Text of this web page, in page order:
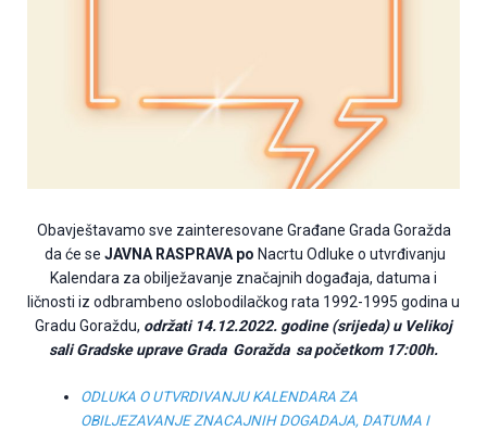
Obavještavamo sve zainteresovane Građane Grada Goražda
da će se JAVNA RASPRAVA po Nacrtu Odluke o utvrđivanju
Kalendara za obilježavanje značajnih događaja, datuma i
ličnosti iz odbrambeno oslobodilačkog rata 1992-1995 godina u
Gradu Goraždu, održati 14.12.2022. godine (srijeda) u Velikoj
sali Gradske uprave Grada Goražda sa početkom 17:00h.
ODLUKA O UTVRDIVANJU KALENDARA ZA
OBILJEZAVANJE ZNACAJNIH DOGADAJA, DATUMA I